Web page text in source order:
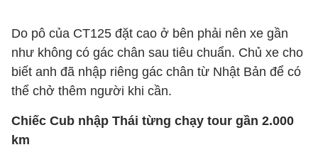
Do pô của CT125 đặt cao ở bên phải nên xe gần
như không có gác chân sau tiêu chuẩn. Chủ xe cho
biết anh đã nhập riêng gác chân từ Nhật Bản để có
thể chở thêm người khi cần.
Chiếc Cub nhập Thái từng chạy tour gần 2.000
km